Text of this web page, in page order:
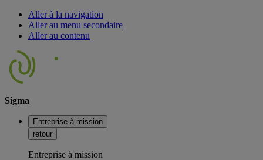
Aller à la navigation
Aller au menu secondaire
Aller au contenu
Sigma
Entreprise à mission
retour
Entreprise à mission